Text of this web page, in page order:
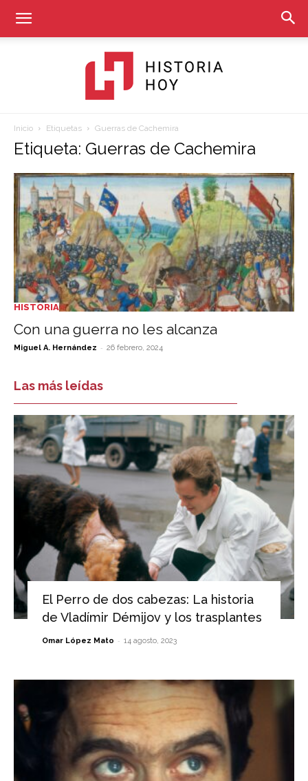
Historia
Hoy
Inicio Etiquetas Guerras de Cachemira
Etiqueta: Guerras de Cachemira
HISTORIA
Con una guerra no les alcanza
Miguel A. Hernández - 26 febrero, 2024
Las más leídas
El Perro de dos cabezas: La historia
de Vladímir Démijov y los trasplantes
Omar López Mato - 14 agosto, 2023